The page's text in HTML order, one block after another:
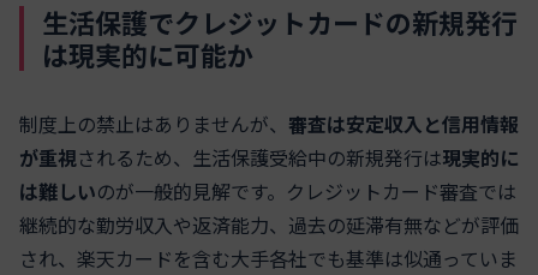
生活保護でクレジットカードの新規発行
は現実的に可能か
制度上の禁止はありませんが、 審査は安定収入と信用情報
が重視されるため、生活保護受給中の新規発行は現実的に
は難しいのが一般的見解です。クレジットカード審査では
継続的な勤労収入や返済能力、過去の延滞有無などが評価
され、楽天カードを含む大手各社でも基準は似通っていま